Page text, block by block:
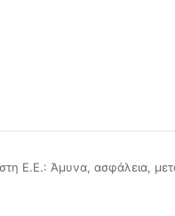
Ε.Ε.: Άμυνα, ασφάλεια,